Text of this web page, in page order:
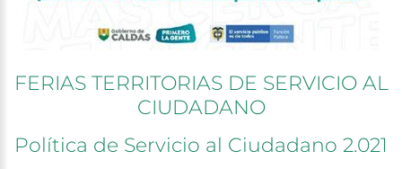
FERIAS TERRITORIAS DE SERVICIO AL
CIUDADANO
Política de Servicio al Ciudadano 2.021